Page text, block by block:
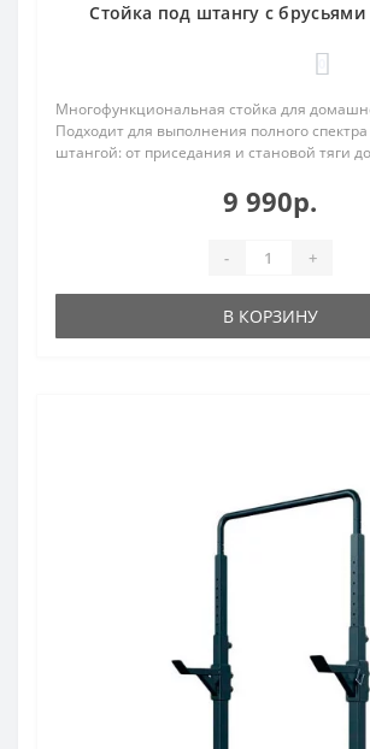
Стойка под штангу с брусьями
Многофункциональная стойка для
Подходит для выполнения полного
штангой: от приседания и становой тяги
9 990р.
- +
В КОРЗИНУ